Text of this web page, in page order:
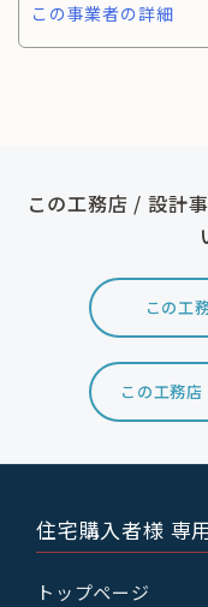
この事業者の詳細
この工務店 / 設計
この工
この工務
住宅購入者様 専
トップページ